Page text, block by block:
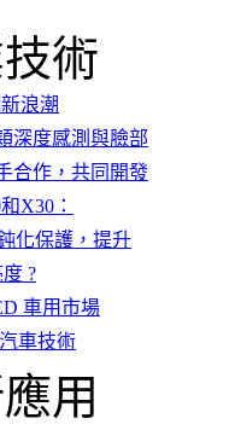
術
浪潮
深度感測與臉部
合作，共同開發
X30：
化保護，提升
?
車用市場
車技術
用